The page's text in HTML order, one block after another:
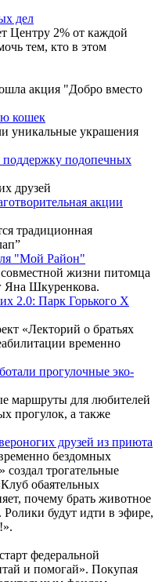
дел
Центру 2% от каждой
тем, кто в этом
акция "Добро вместо
кошек
уникальные украшения
поддержку подопечных
друзей
акции
традиционная
"Мой Район"
жизни питомца
Яна Шкуренкова.
2.0: Парк Горького X
«Лекторий о братьях
временно
прогулочные эко-
маршруты для любителей
прогулок, а также
друзей из приюта
бездомных
трогательные
обаятельных
почему брать животное
будут идти в эфире,
федеральной
и помогай». Покупая